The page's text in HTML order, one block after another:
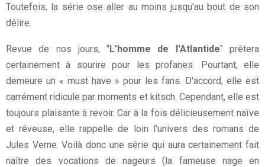
Toutefois, la série ose aller au moins jusqu'au bout de son
délire.
Revue de nos jours, "L'homme de l'Atlantide" prêtera
certainement à sourire pour les profanes. Pourtant, elle
demeure un « must have » pour les fans. D'accord, elle est
carrément ridicule par moments et kitsch. Cependant, elle est
toujours plaisante à revoir. Car à la fois délicieusement naïve
et rêveuse, elle rappelle de loin l'univers des romans de
Jules Verne. Voilà donc une série qui aura certainement fait
naître des vocations de nageurs (la fameuse nage en